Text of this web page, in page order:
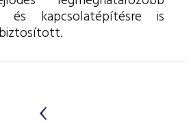
és kapcsolatépítésre is